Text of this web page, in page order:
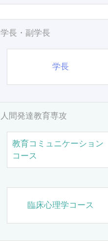
学長・副学長
学長
人間発達教育専攻
教育コミュニケーション
コース
臨床心理学コース